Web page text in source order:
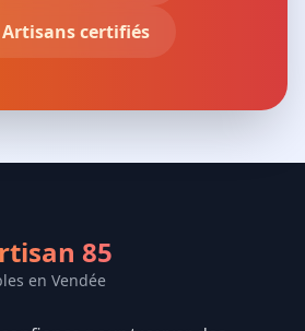
Artisans certifiés
85
en Vendée